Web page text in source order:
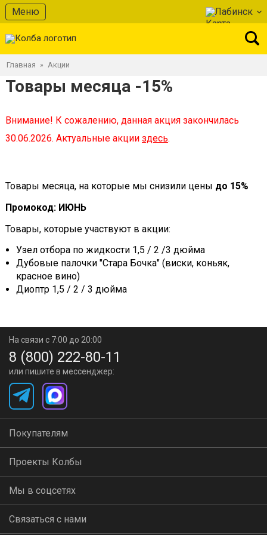
Меню Лабинск
Главная » Акции
Товары месяца -15%
Внимание! К сожалению, данная акция закончилась
30.06.2026. Актуальные акции здесь.
Товары месяца, на которые мы снизили цены до 15%
Промокод: ИЮНЬ
Товары, которые участвуют в акции:
Узел отбора по жидкости 1,5 / 2 /3 дюйма
Дубовые палочки "Стара Бочка" (виски, коньяк,
красное вино)
Диоптр 1,5 / 2 / 3 дюйма
На связи с 7:00 до 20:00
8 (800) 222-80-11
или пишите в мессенджер:
Покупателям
Проекты Колбы
Мы в соцсетях
Связаться с нами